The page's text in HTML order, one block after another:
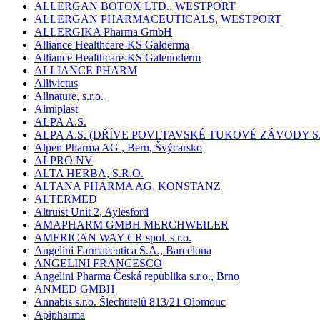
ALLERGAN BOTOX LTD., WESTPORT
ALLERGAN PHARMACEUTICALS, WESTPORT
ALLERGIKA Pharma GmbH
Alliance Healthcare-KS Galderma
Alliance Healthcare-KS Galenoderm
ALLIANCE PHARM
Allivictus
Allnature, s.r.o.
Almiplast
ALPA A.S.
ALPA A.S. (DŘÍVE POVLTAVSKÉ TUKOVÉ ZÁVODY
Alpen Pharma AG , Bern, Švýcarsko
ALPRO NV
ALTA HERBA, S.R.O.
ALTANA PHARMA AG, KONSTANZ
ALTERMED
Altruist Unit 2, Aylesford
AMAPHARM GMBH MERCHWEILER
AMERICAN WAY CR spol. s r.o.
Angelini Farmaceutica S.A., Barcelona
ANGELINI FRANCESCO
Angelini Pharma Česká republika s.r.o., Brno
ANMED GMBH
Annabis s.r.o. Šlechtitelů 813/21 Olomouc
Apipharma